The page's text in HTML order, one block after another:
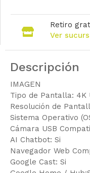
Retiro
Ver
Descripción
IMAGEN
Tipo de Pantalla:
Resolución de
Sistema Operativo
Cámara USB
AI Chatbot: Si
Navegador Web
Google Cast: Si